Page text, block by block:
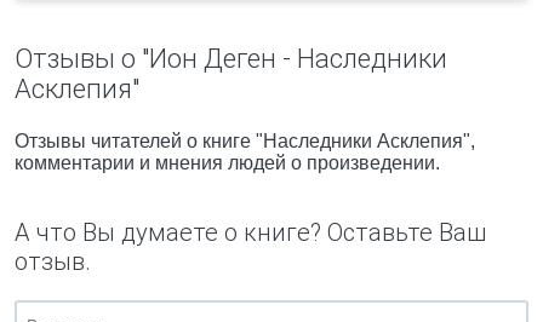
Отзывы о "Ион Деген - Наследники
Асклепия"
Отзывы читателей о книге "Наследники Асклепия",
комментарии и мнения людей о произведении.
А что Вы думаете о книге? Оставьте Ваш
отзыв.